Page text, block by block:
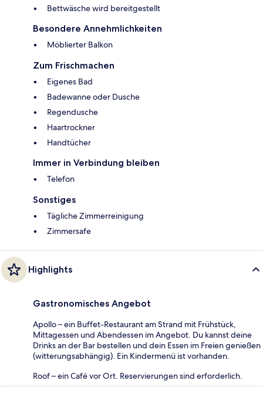
Bettwäsche wird bereitgestellt
Besondere Annehmlichkeiten
Möblierter Balkon
Zum Frischmachen
Eigenes Bad
Badewanne oder Dusche
Regendusche
Haartrockner
Handtücher
Immer in Verbindung bleiben
Telefon
Sonstiges
Tägliche Zimmerreinigung
Zimmersafe
Highlights
Gastronomisches Angebot
Apollo – ein Buffet-Restaurant am Strand mit Frühstück,
Mittagessen und Abendessen im Angebot. Du kannst deine
Drinks an der Bar bestellen und dein Essen im Freien genießen
(witterungsabhängig). Ein Kindermenü ist vorhanden.
Roof – ein Café vor Ort. Reservierungen sind erforderlich.